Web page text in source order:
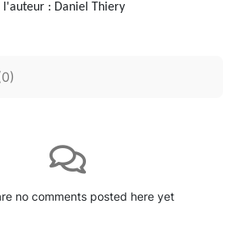
l'auteur : Daniel Thiery
0)
no comments posted here yet